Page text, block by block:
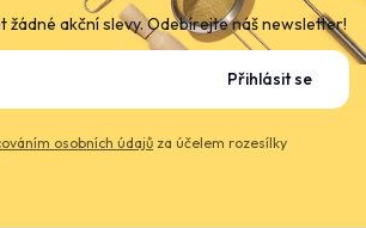
žádné akční slevy. Odebírejte náš newsletter!
Přihlásit se
osobních údajů za účelem rozesílky